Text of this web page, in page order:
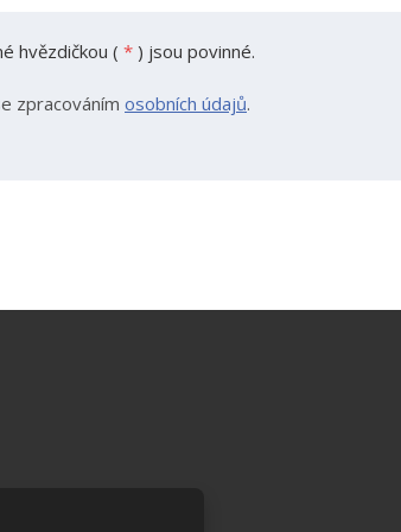
hvězdičkou ( * ) jsou povinné.
zpracováním osobních údajů.